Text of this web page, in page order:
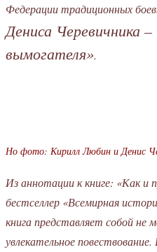
Федерации традиционных
Дениса Черевичника
вымогателя».
Но фото: Кирилл Любин и Денис
Из аннотации к книге: «Как
бестселлер «Всемирная
книга представляет собой не
увлекательное повествование.